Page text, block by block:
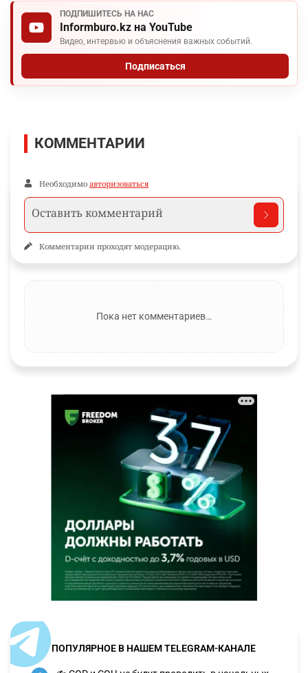
ПОДПИШИТЕСЬ НА НАС
Informburo.kz на YouTube
Видео, интервью и объяснения важных событий.
Подписаться
КОММЕНТАРИИ
Необходимо авторизоваться
Комментарии проходят модерацию.
Пока нет комментариев…
ПОПУЛЯРНОЕ В НАШЕМ TELEGRAM-КАНАЛЕ